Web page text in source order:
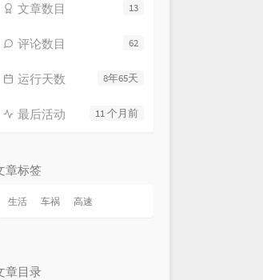
13
文章数目
62
评论数目
8年65天
运行天数
11 个月前
最后活动
章标签
生活 车祸 高速
章目录